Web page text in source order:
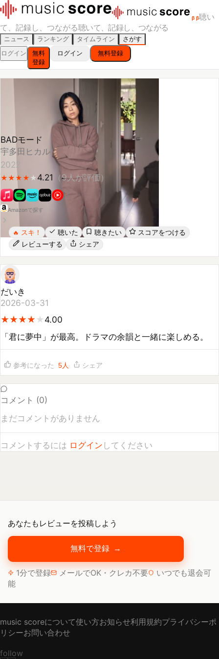
β β聴い
て、記録し、つながる聴いて、記録し、つながる
ニュース ランキング タイムライン
さがす
ログイン
無料
登録
ログイン 無料登録
宇多田ヒカル
2022
★
★★
★★
★ （9人が評価）
Amazonで探す
スキ！ 聴きたい
レビューする
シェア
だいき
2026-03-31
★
★★
★★
★
参考になった 5人 シェア
コメント (0
まだコメントがありません
あなたもレビューを投稿しよう
無料で登録 →
1分で登録 メールでOK・クレカ不要
いつでも退会可
能
music scoreについて使い方お知らせ利用規約プライバシーポ
リシーお問い合わせ
follow